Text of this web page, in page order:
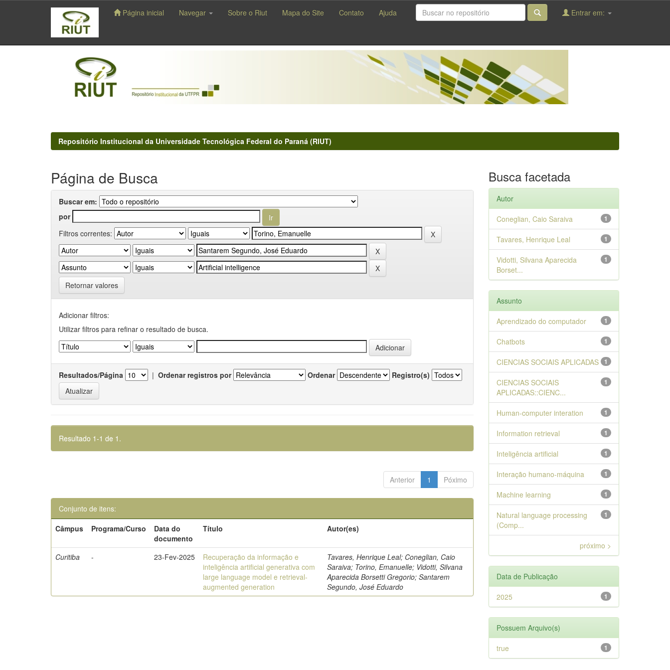
navigation
Página inicial Navegar Sobre o Riut Mapa do Site Contato Ajuda Entrar em:
Repositório Institucional da Universidade Tecnológica Federal do Paraná (RIUT)
Página de Busca
Buscar em:
por
Filtros correntes:
Retornar valores
Adicionar filtros:
Utilizar filtros para refinar o resultado de busca.
Resultados/Página | Ordenar registros por Ordenar Registro(s)
Resultado 1-1 de 1.
Anterior 1 Póximo
Conjunto de itens:
Câmpus
Programa/Curso
Data do
documento
Título Autor(es)
Curitiba - 23-Fev-2025
Recuperação da informação e
inteligência artificial generativa com
large language model e retrieval-
augmented generation
Tavares, Henrique Leal; Coneglian, Caio
Saraiva; Torino, Emanuelle; Vidotti, Silvana
Aparecida Borsetti Gregorio; Santarem
Segundo, José Eduardo
Busca facetada
Autor
1
Coneglian, Caio Saraiva
1
Tavares, Henrique Leal
1
Vidotti, Silvana Aparecida
Borset...
Assunto
1
Aprendizado do computador
1
Chatbots
1
CIENCIAS SOCIAIS APLICADAS
1
CIENCIAS SOCIAIS
APLICADAS::CIENC...
1
Human-computer interation
1
Information retrieval
1
Inteligência artificial
1
Interação humano-máquina
1
Machine learning
1
Natural language processing
(Comp...
próximo >
Data de Publicação
1
2025
Possuem Arquivo(s)
1
true